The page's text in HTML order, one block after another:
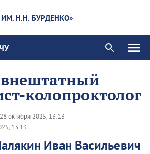
ИМ. Н.Н. БУРДЕНКО»
колопроктолог
28 октября 2025, 13:13
13:13
Иван Васильевич